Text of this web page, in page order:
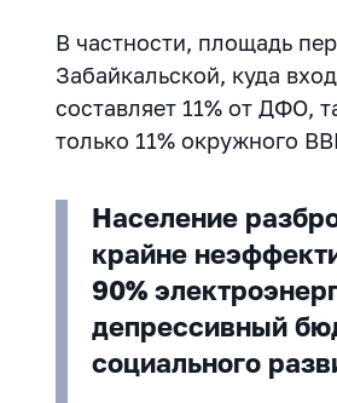
В частности, площадь
Забайкальской, куда
составляет 11% от ДФО,
только 11% окружного
Население
крайне
90%
депрессивный
социального